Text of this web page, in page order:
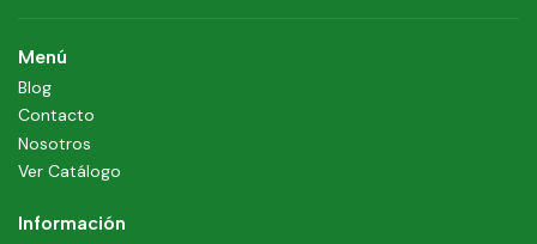
Menú
Blog
Contacto
Nosotros
Ver Catálogo
Información